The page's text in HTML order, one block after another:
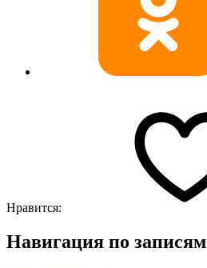
Нравится:
Навигация по записям